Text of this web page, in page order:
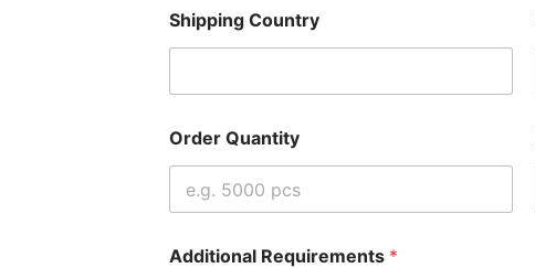
Shipping Country
Order Quantity
Additional Requirements *